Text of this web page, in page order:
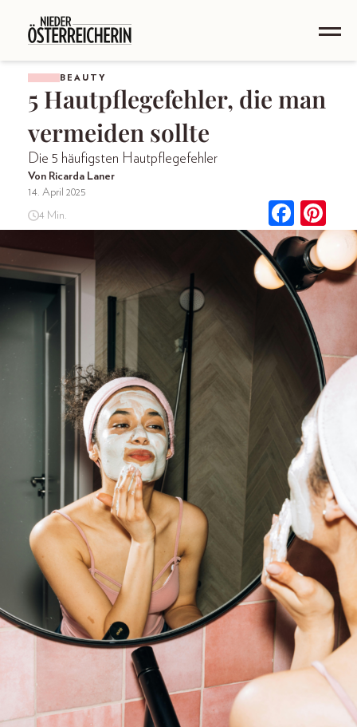
BEAUTY
5 Hautpflegefehler, die man
vermeiden sollte
Die 5 häufigsten Hautpflegefehler
Von Ricarda Laner
14. April 2025
4 Min.